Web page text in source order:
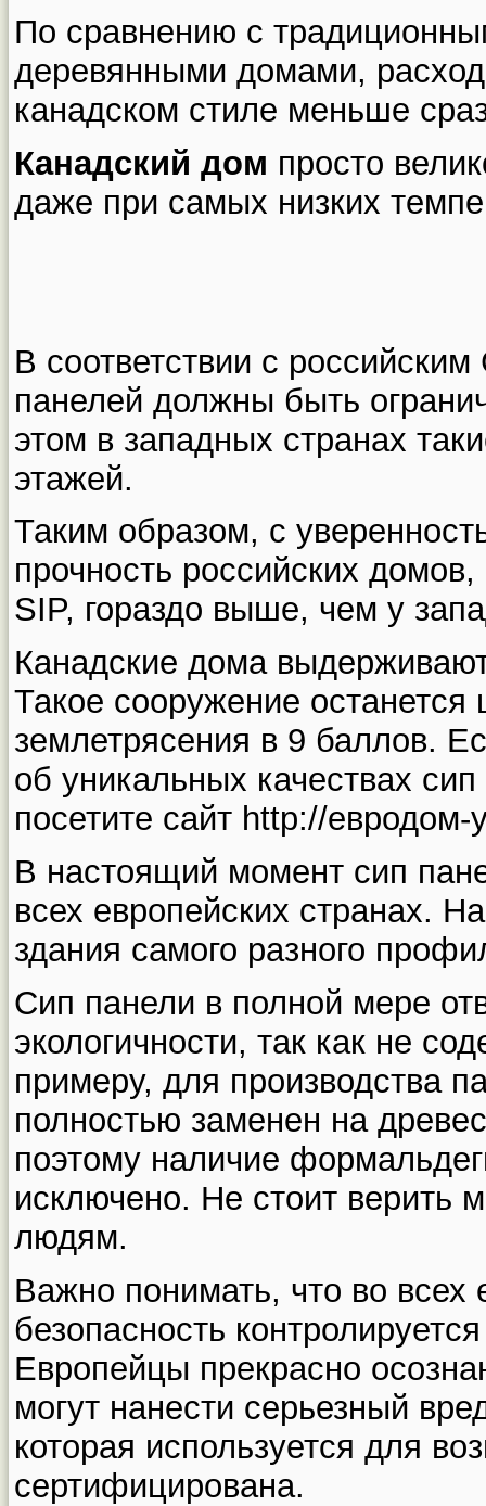
По сравнению с
деревянными домами,
канадском стиле меньше
Канадский дом просто
даже при самых низких
В соответствии с
панелей должны быть
этом в западных странах
этажей.
Таким образом, с
прочность российских
SIP, гораздо выше, чем у
Канадские дома
Такое сооружение
землетрясения в 9 баллов.
об уникальных качествах
посетите сайт http://
В настоящий момент сип
всех европейских странах.
здания самого разного
Сип панели в полной мере
экологичности, так как не
примеру, для производства
полностью заменен на
поэтому наличие
исключено. Не стоит верить
людям.
Важно понимать, что во всех
безопасность
Европейцы прекрасно
могут нанести серьезный
которая используется для
сертифицирована.